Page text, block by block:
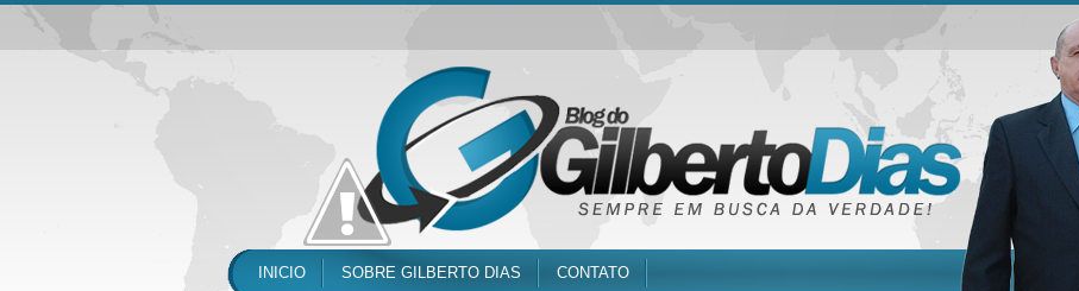
INICIO SOBRE GILBERTO DIAS CONTATO